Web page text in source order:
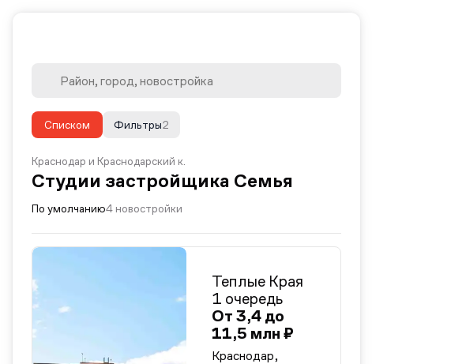
Списком 2
Фильтры
Краснодар и Краснодарский к.
Студии застройщика Семья
По умолчанию4 новостройки
Теплые Края
1 очередь
От 3,4 до
11,5 млн ₽
Краснодар,